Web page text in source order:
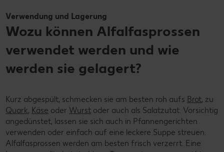
Verwendung und Lagerung
Wozu können Alfalfasprossen
verwendet werden und wie
werden sie gelagert?
Kurz abgespült, schmecken sie am besten roh aufs Brot, zu
Quark, Käse oder Wurst oder auch als Salatzutat. Vorsichtig
angedünstet, lassen sie sich auch in Pfannengerichten
verwenden oder einfach auf eine leckere Suppe streuen.
Alfalfasprossen werden am besten frisch verzerrt. Eine